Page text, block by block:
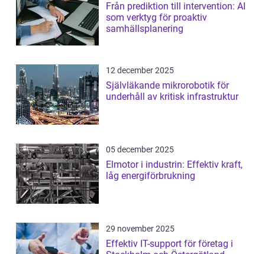
Från prediktion till intervention: AI
som verktyg för proaktiv
samhällsplanering
12 december 2025
Självläkande mikrorobotik för
underhåll av kritisk infrastruktur
05 december 2025
Elmotor i industrin: Effektiv kraft,
låg energiförbrukning
29 november 2025
Effektiv IT-support för företag i